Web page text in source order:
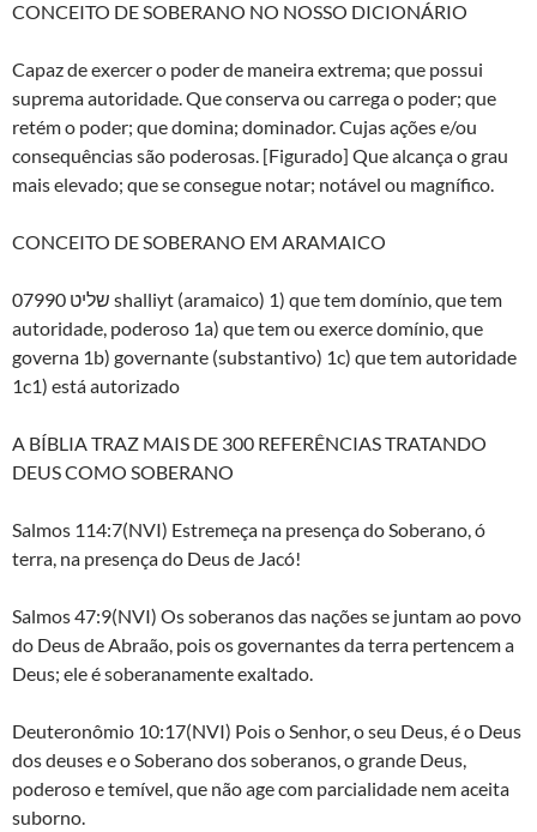
CONCEITO DE SOBERANO NO NOSSO DICIONÁRIO
Capaz de exercer o poder de maneira extrema; que possui
suprema autoridade. Que conserva ou carrega o poder; que
retém o poder; que domina; dominador. Cujas ações e/ou
consequências são poderosas. [Figurado] Que alcança o grau
mais elevado; que se consegue notar; notável ou magnífico.
CONCEITO DE SOBERANO EM ARAMAICO
שליט 07990 shalliyt (aramaico) 1) que tem domínio, que tem
autoridade, poderoso 1a) que tem ou exerce domínio, que
governa 1b) governante (substantivo) 1c) que tem autoridade
1c1) está autorizado
A BÍBLIA TRAZ MAIS DE 300 REFERÊNCIAS TRATANDO
DEUS COMO SOBERANO
Salmos 114:7(NVI) Estremeça na presença do Soberano, ó
terra, na presença do Deus de Jacó!
Salmos 47:9(NVI) Os soberanos das nações se juntam ao povo
do Deus de Abraão, pois os governantes da terra pertencem a
Deus; ele é soberanamente exaltado.
Deuteronômio 10:17(NVI) Pois o Senhor, o seu Deus, é o Deus
dos deuses e o Soberano dos soberanos, o grande Deus,
poderoso e temível, que não age com parcialidade nem aceita
suborno.